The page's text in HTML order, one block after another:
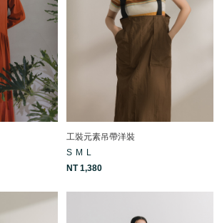
工裝元素吊帶洋裝
S M
L
NT 1,380